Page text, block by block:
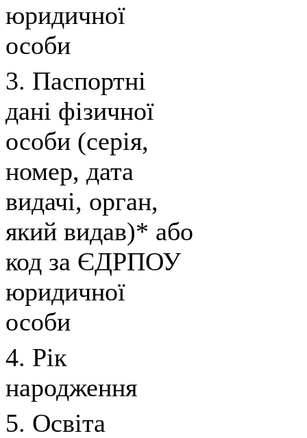
юридичної
особи
3. Паспортні
дані фізичної
особи (серія,
номер, дата
видачі, орган,
який видав)* або
код за ЄДРПОУ
юридичної
особи
4. Рік
народження
5. Освіта